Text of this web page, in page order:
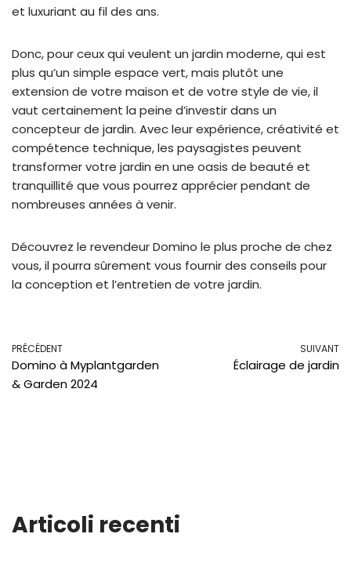
et luxuriant au fil des ans.
Donc, pour ceux qui veulent un jardin moderne, qui est
plus qu’un simple espace vert, mais plutôt une
extension de votre maison et de votre style de vie, il
vaut certainement la peine d’investir dans un
concepteur de jardin. Avec leur expérience, créativité et
compétence technique, les paysagistes peuvent
transformer votre jardin en une oasis de beauté et
tranquillité que vous pourrez apprécier pendant de
nombreuses années à venir.
Découvrez le revendeur Domino le plus proche de chez
vous, il pourra sûrement vous fournir des conseils pour
la conception et l’entretien de votre jardin.
PRÉCÉDENT
Domino à Myplantgarden
& Garden 2024
SUIVANT
Éclairage de jardin
Articoli recenti